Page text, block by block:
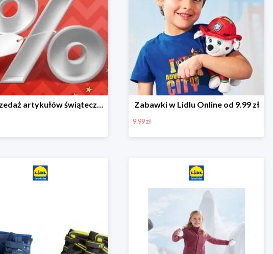
Wyprzedaż artykułów świątecznych w Lidlu Online Zabawki w Lidlu Online od 9.99 zł
9.99 zł